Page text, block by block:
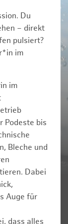
Du
– direkt
pulsiert?
im
im
Podeste bis
Bleche und
Dabei
Auge für
dass alles